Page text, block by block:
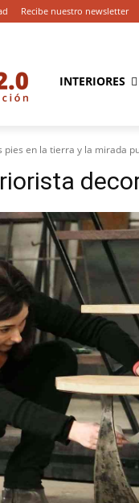
Recibe nuestro newsletter
INTERIORES
en la tierra y la mirada